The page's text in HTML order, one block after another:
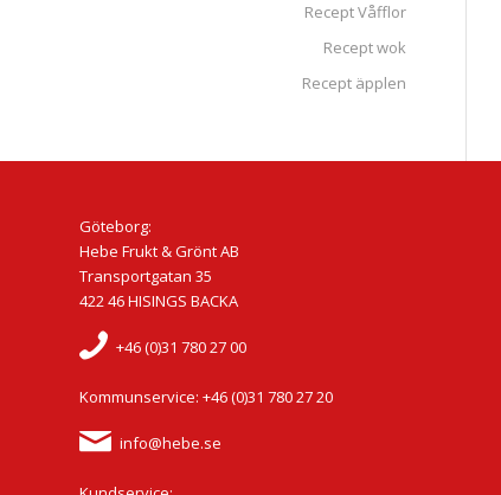
Recept Våfflor
Recept wok
Recept äpplen
Göteborg:
Hebe Frukt & Grönt AB
Transportgatan 35
422 46 HISINGS BACKA
+46 (0)31 780 27 00
Kommunservice: +46 (0)31 780 27 20
info@hebe.se